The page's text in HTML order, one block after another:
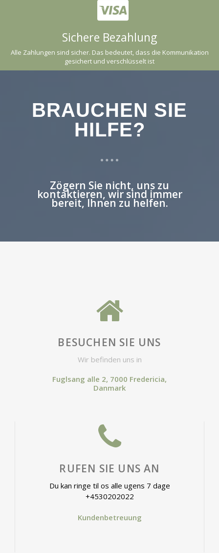
Sichere Bezahlung
Alle Zahlungen sind sicher. Das bedeutet, dass die Kommunikation
gesichert und verschlüsselt ist
BRAUCHEN SIE
HILFE?
Zögern Sie nicht, uns zu
kontaktieren, wir sind immer
bereit, Ihnen zu helfen.
BESUCHEN SIE UNS
Wir befinden uns in
Fuglsang alle 2, 7000 Fredericia,
Danmark
RUFEN SIE UNS AN
Du kan ringe til os alle ugens 7 dage
+4530202022
Kundenbetreuung